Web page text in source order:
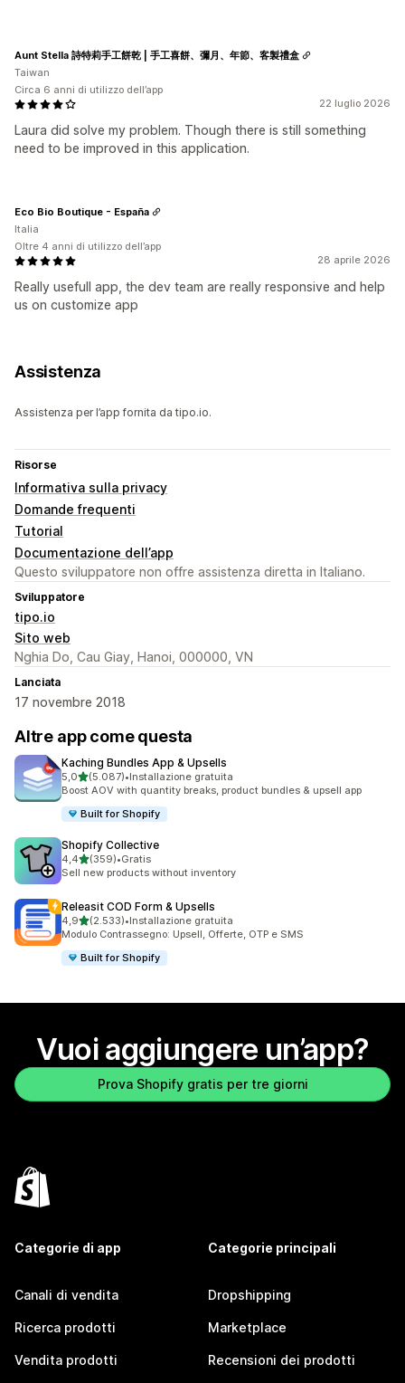
22 luglio 2026
Laura did solve my problem. Though there is still something
need to be improved in this application.
Aunt Stella 詩特莉手工餅乾 | 手工喜餅、彌月、年節、客製禮盒
Taiwan
Circa 6 anni di utilizzo dell’app
28 aprile 2026
Really usefull app, the dev team are really responsive and help
us on customize app
Eco Bio Boutique - España
Italia
Oltre 4 anni di utilizzo dell’app
Assistenza
Assistenza per l’app fornita da tipo.io.
Risorse
Informativa sulla privacy
Domande frequenti
Tutorial
Documentazione dell’app
Questo sviluppatore non offre assistenza diretta in Italiano.
Sviluppatore
tipo.io
Sito web
Nghia Do, Cau Giay, Hanoi, 000000, VN
Lanciata
17 novembre 2018
Altre app come questa
Kaching Bundles App & Upsells
5,0stelle su 5
(5.087)
5087 recensioni totali
•Installazione gratuita
Boost AOV with quantity breaks, product bundles & upsell app
Built for Shopify
Shopify Collective
4,4stelle su 5
(359)
359 recensioni totali
•Gratis
Sell new products without inventory
Releasit COD Form & Upsells
4,9stelle su 5
(2.533)
2533 recensioni totali
•Installazione gratuita
Modulo Contrassegno: Upsell, Offerte, OTP e SMS
Built for Shopify
Vuoi aggiungere un’app?
Prova Shopify gratis per tre giorni
Categorie di app
Canali di vendita
Ricerca prodotti
Vendita prodotti
Categorie principali
Dropshipping
Marketplace
Recensioni dei prodotti